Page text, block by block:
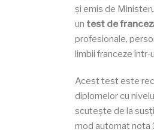
și emis de
un test de
profesionale,
limbii franceze într-
Acest test este
diplomelor cu
scutește de la
mod automat nota